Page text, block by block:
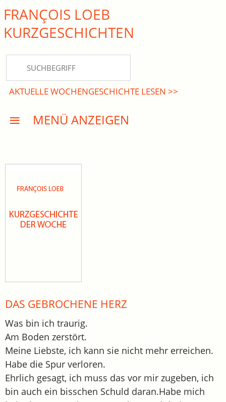
close Submenü
KURZGESCHICHTEN
DREISATZROMANE
PRESSE
FRANÇOIS LOEB
KURZ­GESCHICHTEN
AKTUELLE WOCHENGESCHICHTE LESEN >>
MENÜ ANZEIGEN
DAS GEBROCHENE HERZ
Was bin ich traurig.
Am Boden zerstört.
Meine Liebste, ich kann sie nicht mehr erreichen.
Habe die Spur verloren.
Ehrlich gesagt, ich muss das vor mir zugeben, ich
bin auch ein bisschen Schuld daran.Habe mich